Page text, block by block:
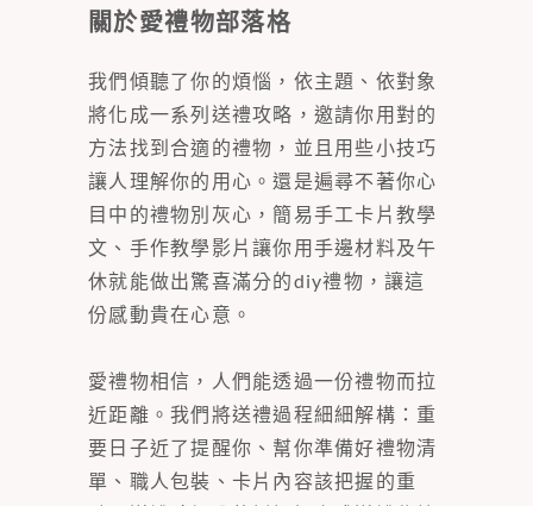
關於愛禮物部落格
我們傾聽了你的煩惱，依主題、依對象
將化成一系列送禮攻略，邀請你用對的
方法找到合適的禮物，並且用些小技巧
讓人理解你的用心。還是遍尋不著你心
目中的禮物別灰心，簡易手工卡片教學
文、手作教學影片讓你用手邊材料及午
休就能做出驚喜滿分的diy禮物，讓這
份感動貴在心意。
愛禮物相信，人們能透過一份禮物而拉
近距離。我們將送禮過程細細解構：重
要日子近了提醒你、幫你準備好禮物清
單、職人包裝、卡片內容該把握的重